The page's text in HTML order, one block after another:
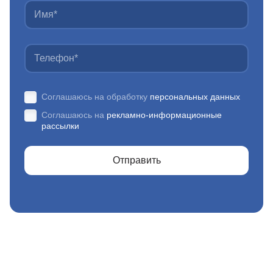
Соглашаюсь на обработку персональных данных
Соглашаюсь на рекламно-информационные
рассылки
Отправить